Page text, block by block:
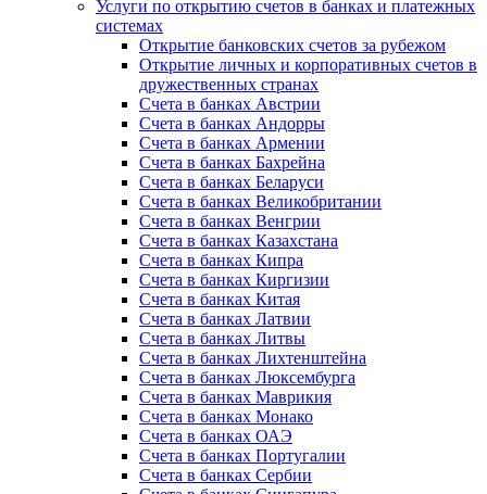
Услуги по открытию счетов в банках и платежных
системах
Открытие банковских счетов за рубежом
Открытие личных и корпоративных счетов в
дружественных странах
Счета в банках Австрии
Счета в банках Андорры
Счета в банках Армении
Счета в банках Бахрейна
Счета в банках Беларуси
Счета в банках Великобритании
Счета в банках Венгрии
Счета в банках Казахстана
Счета в банках Кипра
Счета в банках Киргизии
Счета в банках Китая
Счета в банках Латвии
Счета в банках Литвы
Счета в банках Лихтенштейна
Счета в банках Люксембурга
Счета в банках Маврикия
Счета в банках Монако
Счета в банках ОАЭ
Счета в банках Португалии
Счета в банках Сербии